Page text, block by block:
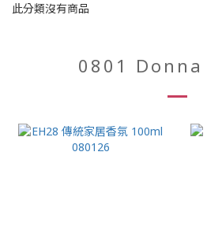
此分類沒有商品
0801 Donna